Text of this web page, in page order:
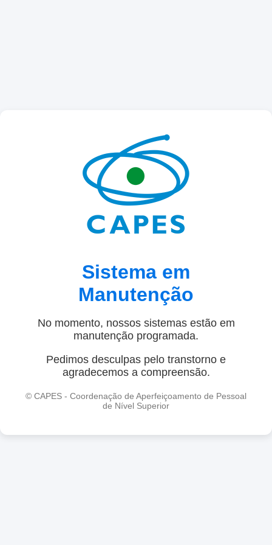
Sistema em
Manutenção
No momento, nossos sistemas estão em
manutenção programada.
Pedimos desculpas pelo transtorno e
agradecemos a compreensão.
© CAPES - Coordenação de Aperfeiçoamento de Pessoal
de Nível Superior